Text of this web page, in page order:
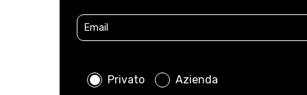
Privato Azienda